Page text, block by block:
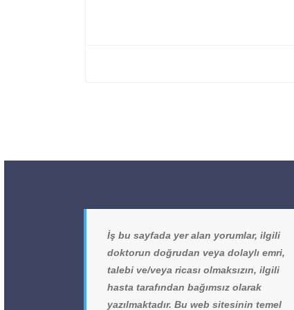
İş bu sayfada yer alan yorumlar, ilgili
doktorun doğrudan veya dolaylı emri,
talebi ve/veya ricası olmaksızın, ilgili
hasta tarafından bağımsız olarak
yazılmaktadır. Bu web sitesinin temel